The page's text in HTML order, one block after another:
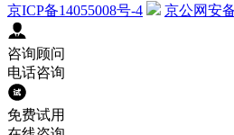
京ICP备14055008号-4
京公网安
咨询顾问
电话咨询
免费试用